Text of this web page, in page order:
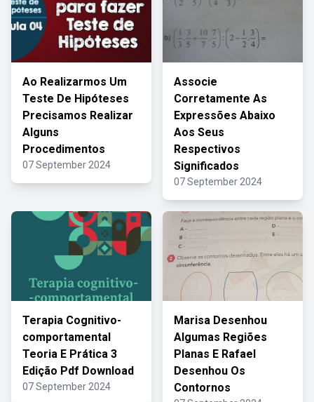
Ao Realizarmos Um
Teste De Hipóteses
Precisamos Realizar
Alguns
Procedimentos
07 September 2024
Associe
Corretamente As
Expressões Abaixo
Aos Seus
Respectivos
Significados
07 September 2024
Terapia Cognitivo-
comportamental
Teoria E Prática 3
Edição Pdf Download
07 September 2024
Marisa Desenhou
Algumas Regiões
Planas E Rafael
Desenhou Os
Contornos